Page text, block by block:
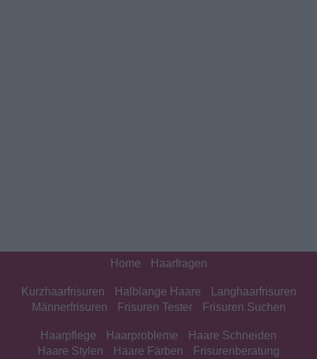
Home Haarfragen
Kurzhaarfrisuren Halblange Haare
Langhaarfrisuren
Männerfrisuren
Frisuren Tester Frisuren Suchen
Haarpflege Haarprobleme
Haare Schneiden
Haare Stylen
Haare Färben Frisurenberatung